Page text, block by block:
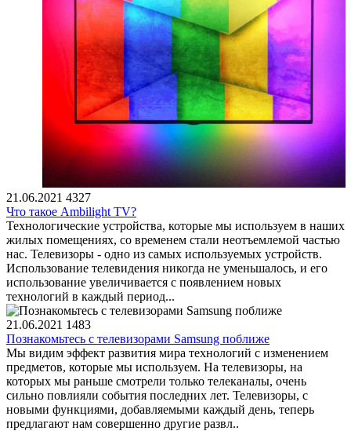
21.06.2021 4327
Что такое Ambilight TV?
Технологические устройства, которые мы используем в наших
жилых помещениях, со временем стали неотъемлемой частью
нас. Телевизоры - одно из самых используемых устройств.
Использование телевидения никогда не уменьшалось, и его
использование увеличивается с появлением новых
технологий в каждый период...
21.06.2021 1483
Познакомьтесь с телевизорами Samsung поближе
Мы видим эффект развития мира технологий с изменением
предметов, которые мы используем. На телевизоры, на
которых мы раньше смотрели только телеканалы, очень
сильно повлияли события последних лет. Телевизоры, с
новыми функциями, добавляемыми каждый день, теперь
предлагают нам совершенно другие развл..